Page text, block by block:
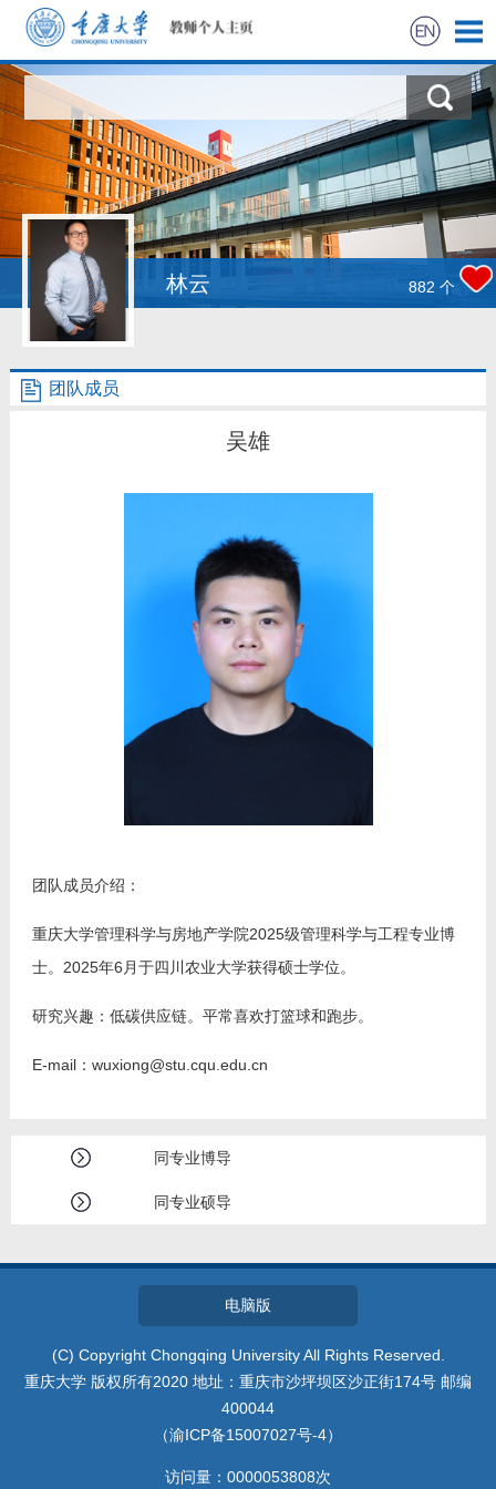
首页
科学研究
教学研究
获奖信息
社会实践
招生信息
林云 882 个
团队成员
吴雄
团队成员介绍：
重庆大学管理科学与房地产学院2025级管理科学与工程专业博
士。2025年6月于四川农业大学获得硕士学位。
研究兴趣：低碳供应链。平常喜欢打篮球和跑步。
E-mail：wuxiong@stu.cqu.edu.cn
同专业博导
同专业硕导
电脑版
(C) Copyright Chongqing University All Rights Reserved.
重庆大学 版权所有2020 地址：重庆市沙坪坝区沙正街174号 邮编
400044
（渝ICP备15007027号-4）
访问量： 0000053808次